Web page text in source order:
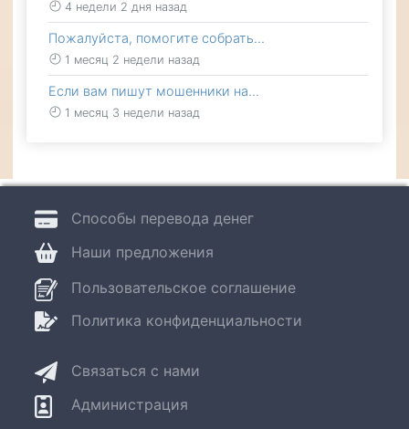
4 недели 2 дня назад
Пожалуйста, помогите собрать…
1 месяц 2 недели назад
Если вам пишут мошенники на…
1 месяц 3 недели назад
Связаться с нами
Администрация
Пользовательское соглашение
Политика конфиденциальности
Способы перевода денег
Наши предложения